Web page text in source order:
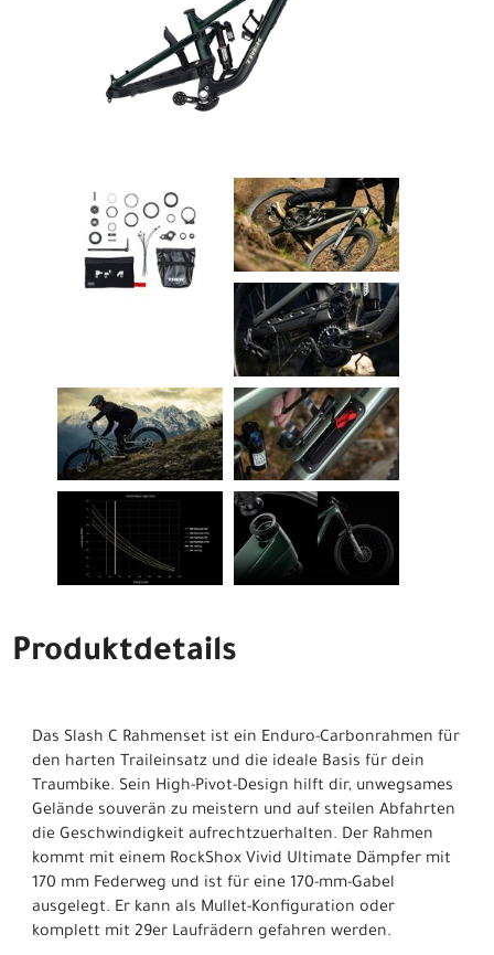
Produktdetails
Das Slash C Rahmenset ist ein Enduro-Carbonrahmen für
den harten Traileinsatz und die ideale Basis für dein
Traumbike. Sein High-Pivot-Design hilft dir, unwegsames
Gelände souverän zu meistern und auf steilen Abfahrten
die Geschwindigkeit aufrechtzuerhalten. Der Rahmen
kommt mit einem RockShox Vivid Ultimate Dämpfer mit
170 mm Federweg und ist für eine 170-mm-Gabel
ausgelegt. Er kann als Mullet-Konfiguration oder
komplett mit 29er Laufrädern gefahren werden.